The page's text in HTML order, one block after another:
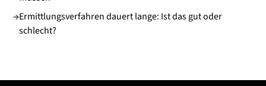
→Ermittlungsverfahren dauert lange: Ist das gut oder
schlecht?